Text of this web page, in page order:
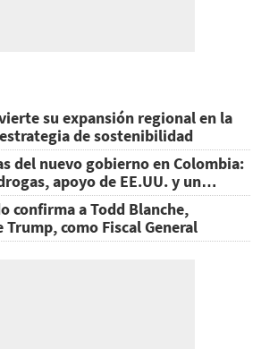
su expansión regional en la
de sostenibilidad
del nuevo gobierno en Colombia:
apoyo de EE.UU. y un
confirma a Todd Blanche,
Trump, como Fiscal General